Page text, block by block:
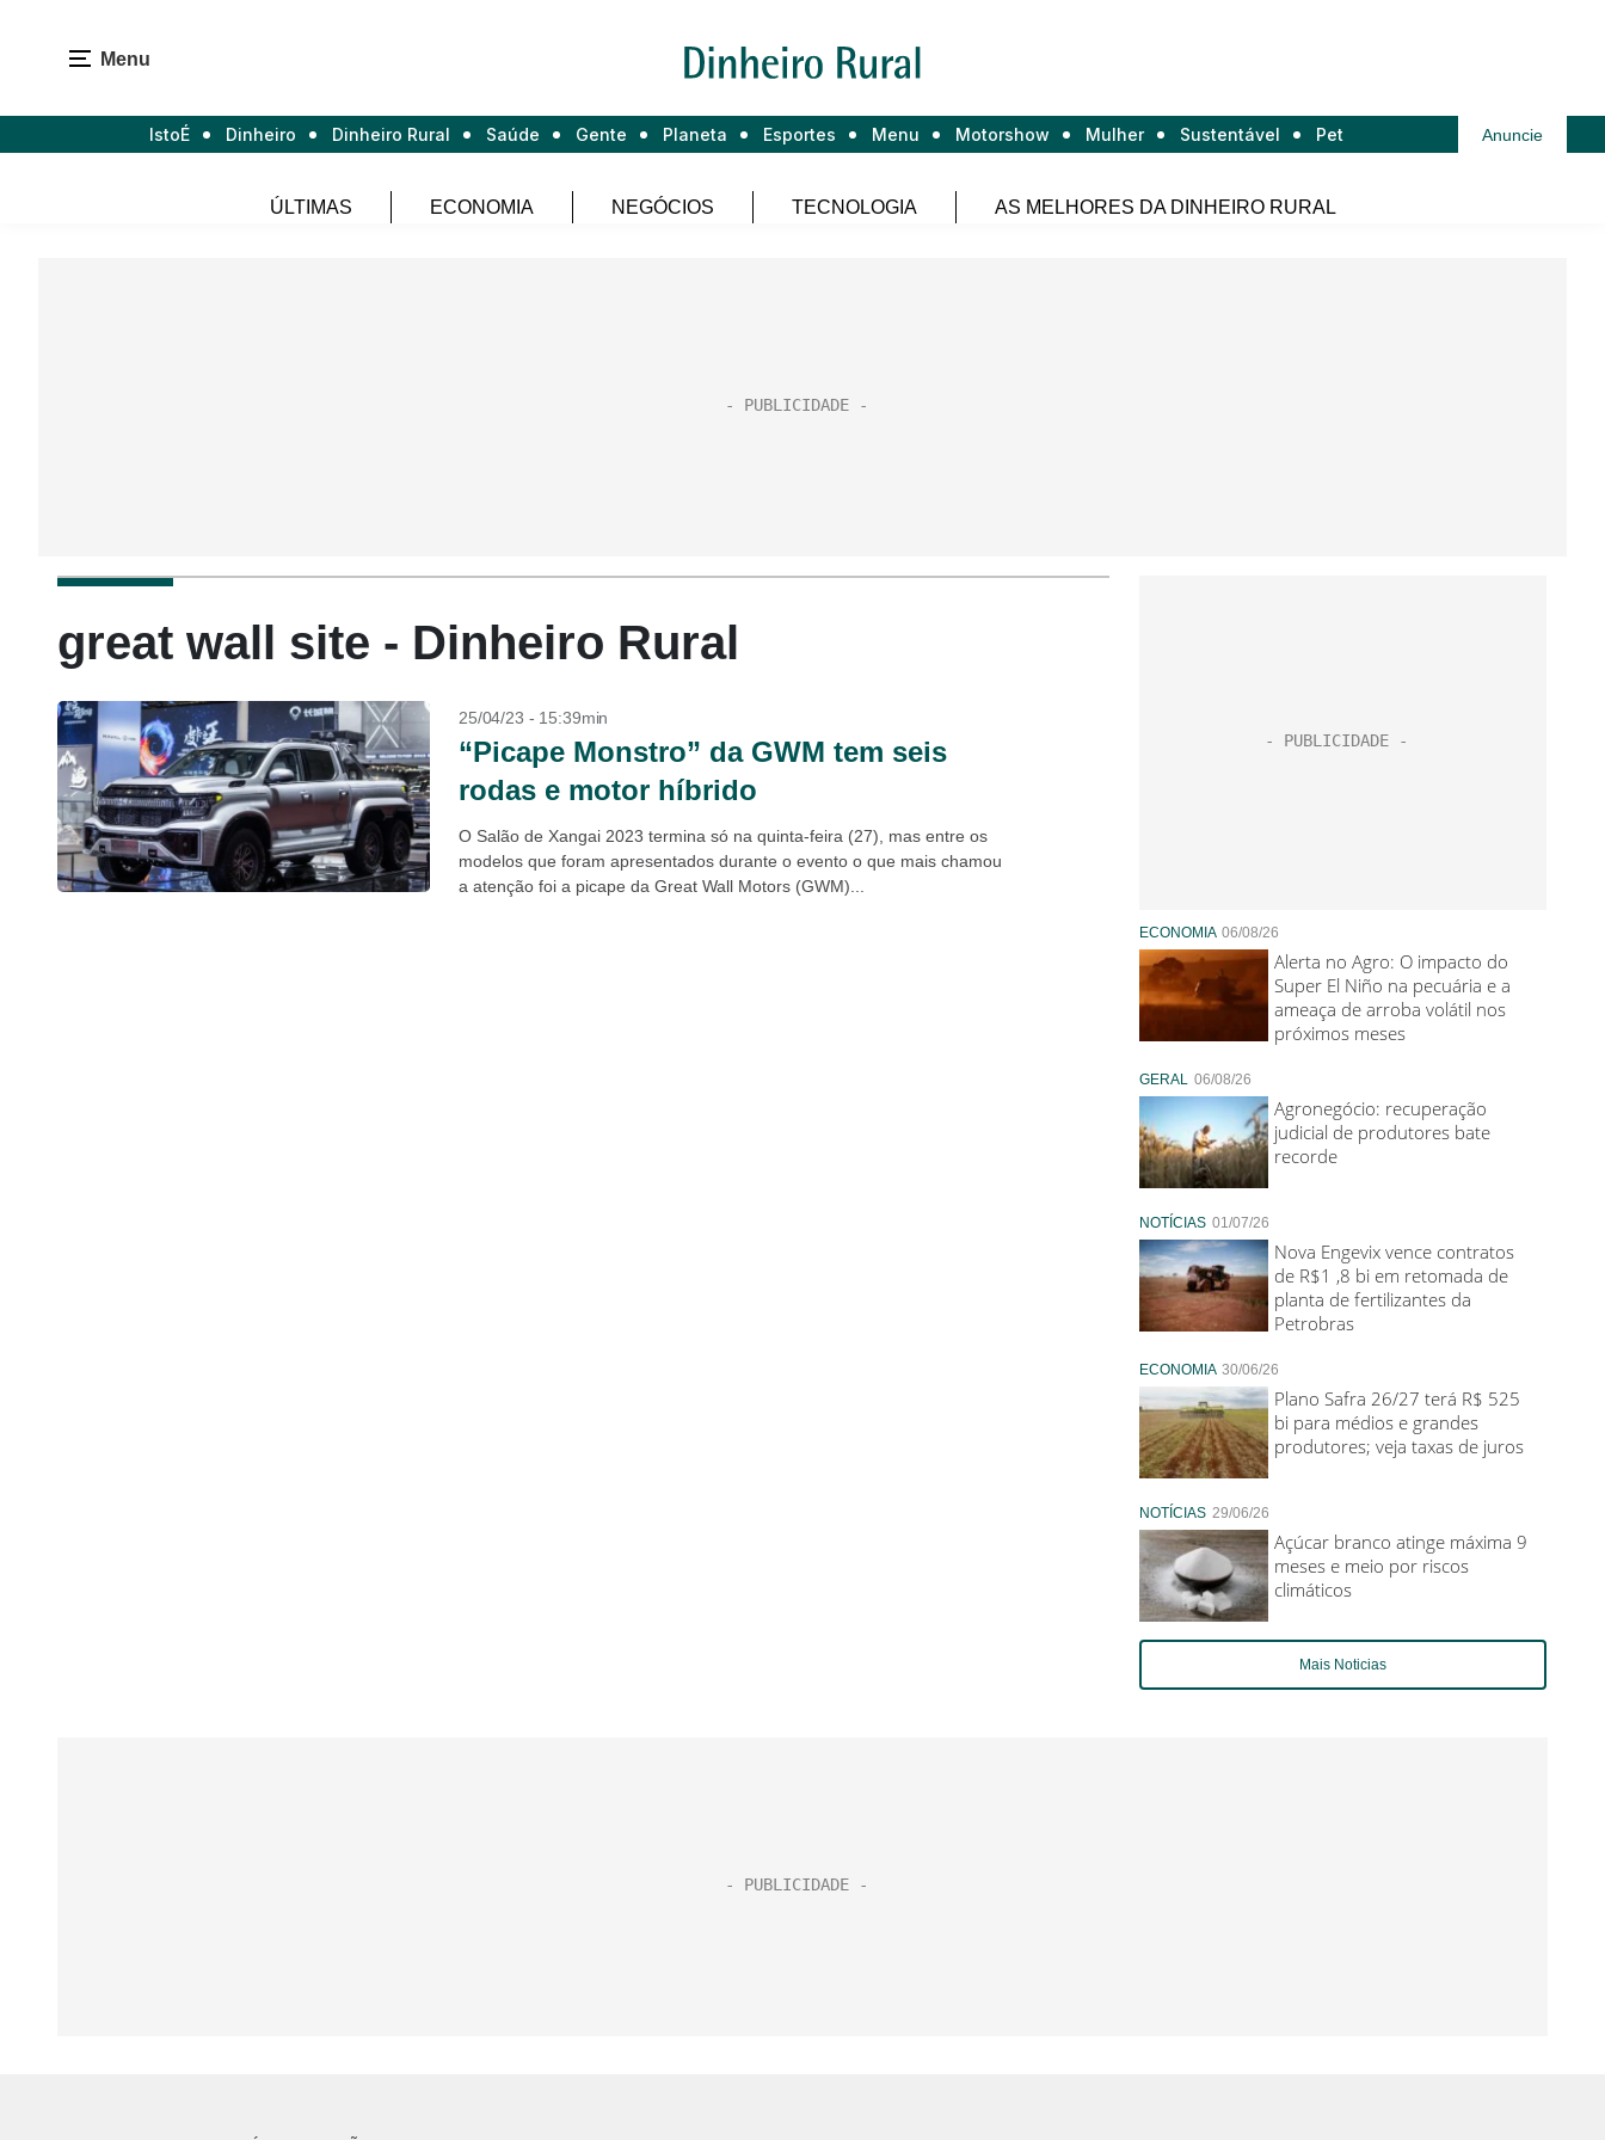
Menu
IstoÉ Dinheiro Dinheiro Rural Saúde Gente Planeta Esportes Menu Motorshow Mulher Sustentável Pet Anuncie
ÚLTIMAS ECONOMIA NEGÓCIOS TECNOLOGIA AS MELHORES DA DINHEIRO RURAL
great wall site - Dinheiro Rural
25/04/23 - 15:39min
“Picape Monstro” da GWM tem seis
rodas e motor híbrido
O Salão de Xangai 2023 termina só na quinta-feira (27), mas entre os
modelos que foram apresentados durante o evento o que mais chamou
a atenção foi a picape da Great Wall Motors (GWM)...
ECONOMIA 06/08/26
Alerta no Agro: O impacto do
Super El Niño na pecuária e a
ameaça de arroba volátil nos
próximos meses
GERAL 06/08/26
Agronegócio: recuperação
judicial de produtores bate
recorde
NOTÍCIAS 01/07/26
Nova Engevix vence contratos
de R$1 ,8 bi em retomada de
planta de fertilizantes da
Petrobras
ECONOMIA 30/06/26
Plano Safra 26/27 terá R$ 525
bi para médios e grandes
produtores; veja taxas de juros
NOTÍCIAS 29/06/26
Açúcar branco atinge máxima 9
meses e meio por riscos
climáticos
Mais Noticias